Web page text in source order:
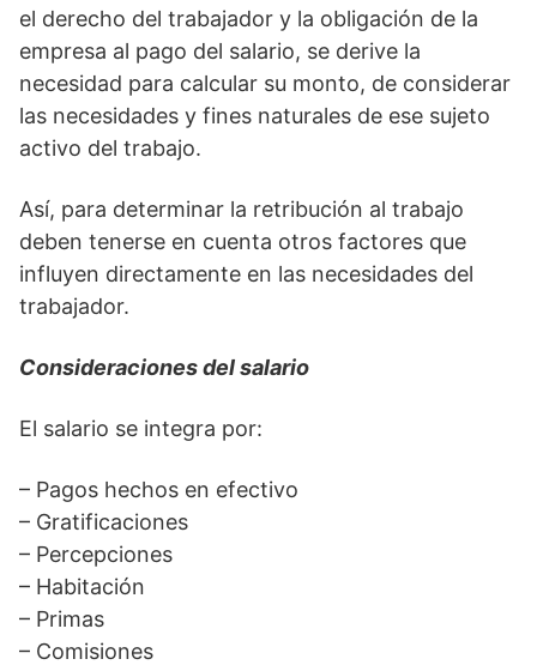
el derecho del trabajador y la obligación de la
empresa al pago del salario, se derive la
necesidad para calcular su monto, de considerar
las necesidades y fines naturales de ese sujeto
activo del trabajo.
Así, para determinar la retribución al trabajo
deben tenerse en cuenta otros factores que
influyen directamente en las necesidades del
trabajador.
Consideraciones del salario
El salario se integra por:
– Pagos hechos en efectivo
– Gratificaciones
– Percepciones
– Habitación
– Primas
– Comisiones